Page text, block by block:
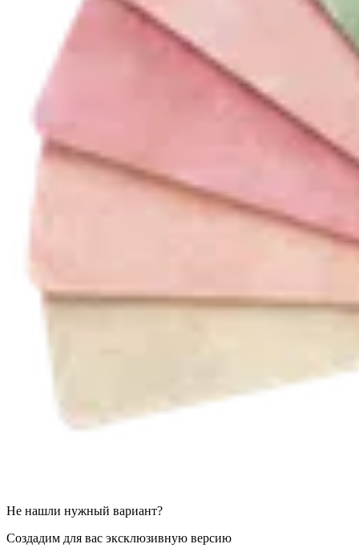
Не нашли нужный вариант?
Создадим для вас эксклюзивную версию